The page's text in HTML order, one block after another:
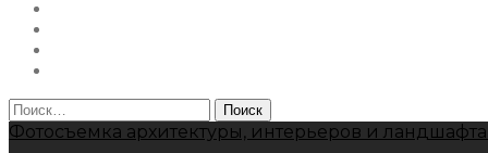
Найти:
Фотосъемка архитектуры, интерьеров и